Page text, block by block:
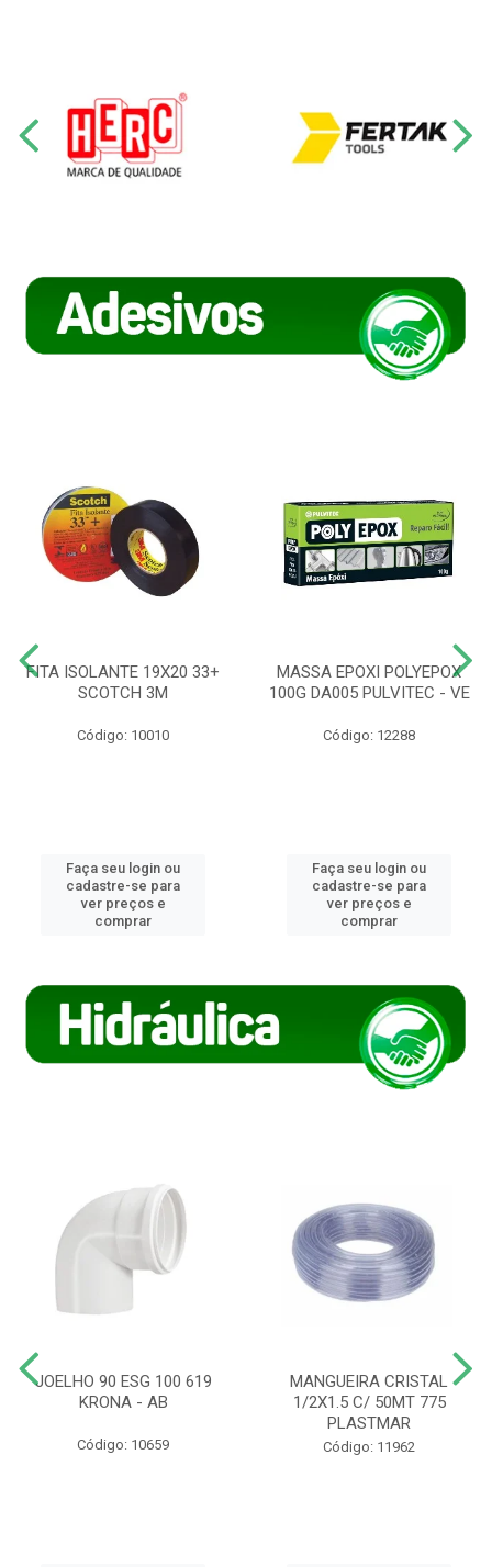
FITA ISOLANTE 19X20 33+
SCOTCH 3M
Código: 10010
Faça seu login ou
cadastre-se para
ver preços e
comprar
MASSA EPOXI POLYEPOX
100G DA005 PULVITEC - VE
Código: 12288
Faça seu login ou
cadastre-se para
ver preços e
comprar
JOELHO 90 ESG 100 619
KRONA - AB
Código: 10659
MANGUEIRA CRISTAL
1/2X1.5 C/ 50MT 775
PLASTMAR
Código: 11962